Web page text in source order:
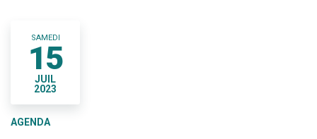
SAMEDI
15
JUIL
2023
AGENDA